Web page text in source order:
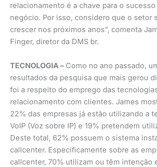
relacionamento é a chave para o sucesso
negócio. Por isso, considero que o setor
crescer nos próximos anos”, comenta
Finger, diretor da DMS br.
TECNOLOGIA –Como no ano passado,
resultados da pesquisa que mais gerou
foi a respeito do emprego das
relacionamento com clientes. James
22% das empresas já estão utilizando a
VoIP (Voz sobre IP) e 19% pretendem
Deste total, 62% possuem o sistema
callcenter. Especificamente sobre as
callcenter, 70% utilizam ou têm intenção